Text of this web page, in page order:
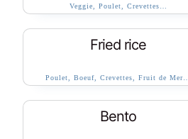
Veggie, Poulet, Crevettes…
Fried rice
Poulet, Boeuf, Crevettes, Fruit de Mer…
Bento